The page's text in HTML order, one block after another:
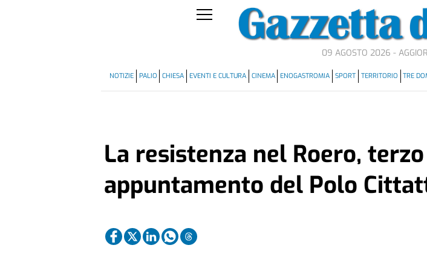
09 AGOSTO 2026 -
NOTIZIE PALIO CHIESA EVENTI E CULTURA CINEMA ENOGASTROMIA SPORT TERRITORIO TRE
La resistenza nel Roero, terzo
appuntamento del Polo